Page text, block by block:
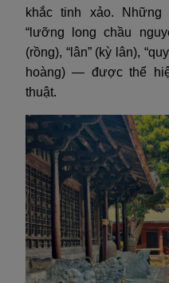
khắc tinh xảo.
“lưỡng long chầu
(rồng), “lân” (kỳ lân),
hoàng) — được thể
thuật.